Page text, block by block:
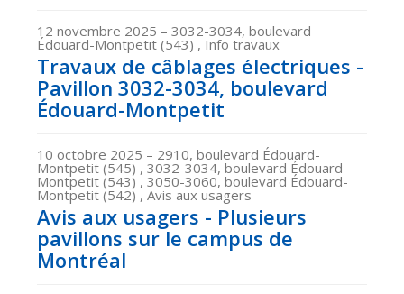
12 novembre 2025 – 3032-3034, boulevard
Édouard-Montpetit (543) , Info travaux
Travaux de câblages électriques -
Pavillon 3032-3034, boulevard
Édouard-Montpetit
10 octobre 2025 – 2910, boulevard Édouard-
Montpetit (545) , 3032-3034, boulevard Édouard-
Montpetit (543) , 3050-3060, boulevard Édouard-
Montpetit (542) , Avis aux usagers
Avis aux usagers - Plusieurs
pavillons sur le campus de
Montréal